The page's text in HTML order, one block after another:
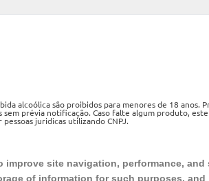
improve site navigation, performance,
of information for such purposes,
alcoólica são proibidos para menores de 18
prévia notificação. Caso falte algum produto,
juridicas utilizando CNPJ.